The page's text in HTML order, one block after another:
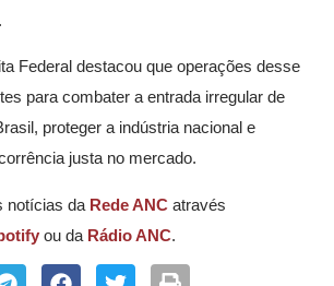
Federal destacou que operações desse
para combater a entrada irregular de
proteger a indústria nacional e
justa no mercado.
notícias da Rede ANC através
ou da Rádio ANC.